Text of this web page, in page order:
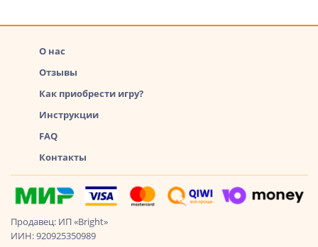
О нас
Отзывы
Как приобрести игру?
Инструкции
FAQ
Контакты
Продавец: ИП «Bright»
ИИН: 920925350989